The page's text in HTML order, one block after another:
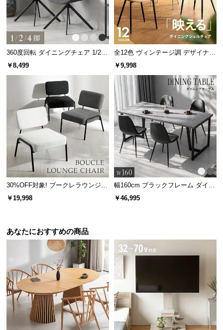
o.,360度回転 ダイニングチェア 1/2/4
脚セット
￥8,499
全12色 ヴィンテージ調 デザイナー
ズシェルチェア
￥9,998
30%OFF対象! ブークレラウンジチ
ェア
￥19,998
幅160cm ブラックフレーム ダイニ
ングセット 大理石調 4人掛け
￥46,995
あなたにおすすめの商品